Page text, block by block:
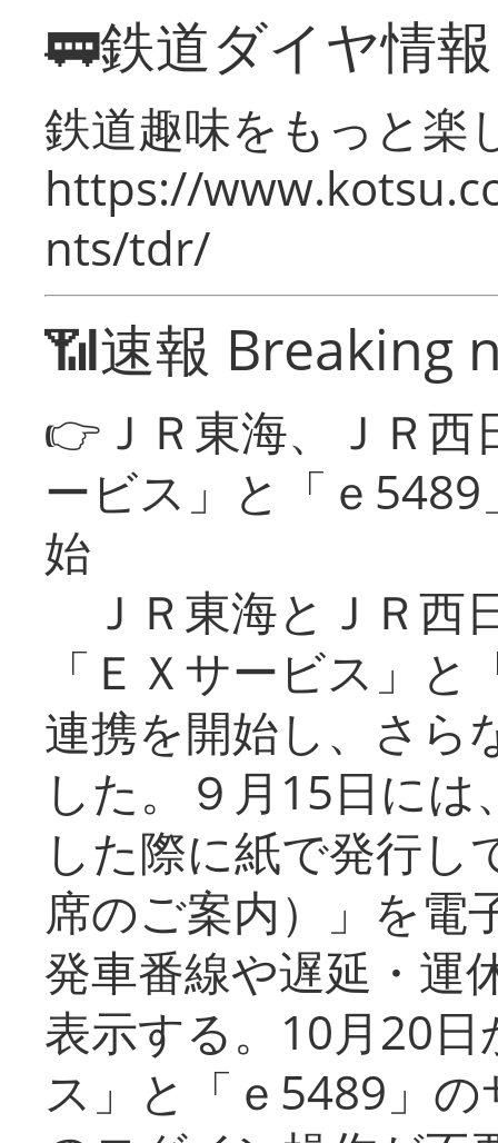
🚃鉄道ダイヤ情
鉄道趣味をもっと楽
https://
nts/tdr/
📶速報 Breaking
👉ＪＲ東海、ＪＲ
ービス」と「ｅ
始
ＪＲ東海とＪＲ西
「ＥＸサービス」
連携を開始し、さら
した。９月15日に
した際に紙で発行し
席のご案内）」を電
発車番線や遅延・運
表示する。10月20
ス」と「ｅ5489」